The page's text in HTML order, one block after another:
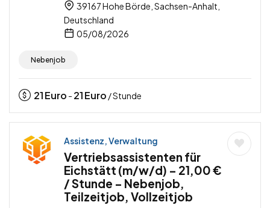
39167 Hohe Börde, Sachsen-Anhalt,
Deutschland
05/08/2026
Nebenjob
21Euro - 21Euro / Stunde
Assistenz, Verwaltung
Vertriebsassistenten für
Eichstätt (m/w/d) – 21,00 €
/ Stunde – Nebenjob,
Teilzeitjob, Vollzeitjob